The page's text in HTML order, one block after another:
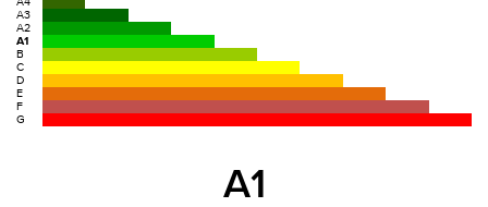
A3
A2
A1
B
C
D
E
F
G
A1